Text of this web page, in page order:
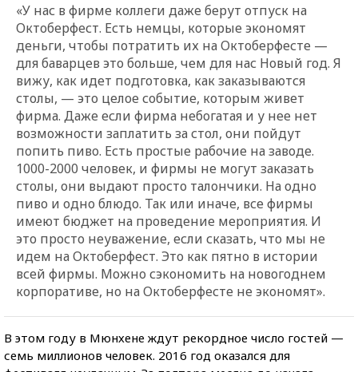
«У нас в фирме коллеги даже берут отпуск на
Октоберфест. Есть немцы, которые экономят
деньги, чтобы потратить их на Октоберфесте —
для баварцев это больше, чем для нас Новый год. Я
вижу, как идет подготовка, как заказываются
столы, — это целое событие, которым живет
фирма. Даже если фирма небогатая и у нее нет
возможности заплатить за стол, они пойдут
попить пиво. Есть простые рабочие на заводе.
1000-2000 человек, и фирмы не могут заказать
столы, они выдают просто талончики. На одно
пиво и одно блюдо. Так или иначе, все фирмы
имеют бюджет на проведение мероприятия. И
это просто неуважение, если сказать, что мы не
идем на Октоберфест. Это как пятно в истории
всей фирмы. Можно сэкономить на новогоднем
корпоративе, но на Октоберфесте не экономят».
В этом году в Мюнхене ждут рекордное число гостей —
семь миллионов человек. 2016 год оказался для